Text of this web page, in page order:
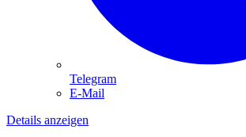
Telegram
E-Mail
Details anzeigen